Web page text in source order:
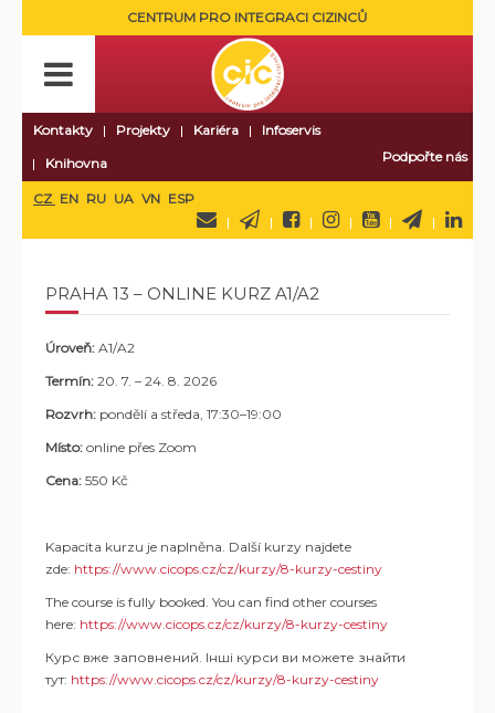
CENTRUM PRO INTEGRACI CIZINCŮ
Kontakty Projekty Kariéra
Infoservis
Knihovna
Podpořte nás
CZ EN RU UA VN ESP
PRAHA 13 – ONLINE KURZ A1/A2
Úroveň: A1/A2
Termín: 20. 7. – 24. 8. 2026
Rozvrh: pondělí a středa, 17:30–19:00
Místo: online přes Zoom
Cena: 550 Kč
Kapacita kurzu je naplněna. Další kurzy najdete
zde: https://www.cicops.cz/cz/kurzy/8-kurzy-cestiny
The course is fully booked. You can find other courses
here: https://www.cicops.cz/cz/kurzy/8-kurzy-cestiny
Курс вже заповнений. Інші курси ви можете знайти
тут: https://www.cicops.cz/cz/kurzy/8-kurzy-cestiny